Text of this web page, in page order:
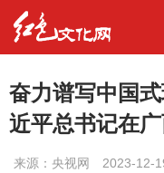
奋力谱写中国
近平总书记在
来源：央视网 2023-12-